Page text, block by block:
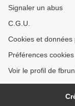
Signaler un abus
C.G.U.
Cookies et données
Préférences cookies
Voir le profil de